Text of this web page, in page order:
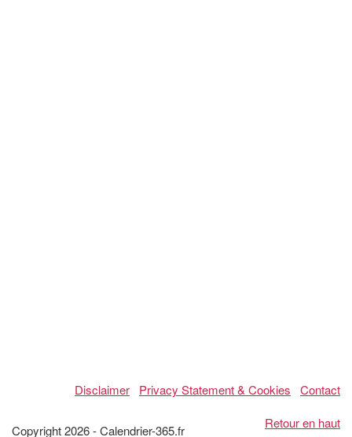
Disclaimer Privacy Statement & Cookies
Contact
Retour en haut
Copyright 2026 - Calendrier-365.fr